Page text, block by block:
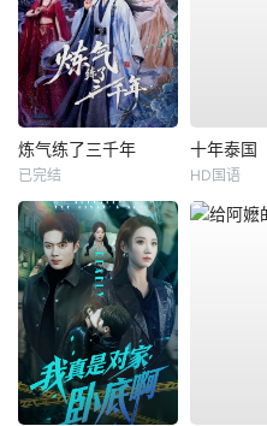
炼气练了三千年
已完结
十年泰国
HD国语